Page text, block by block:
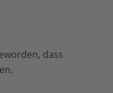
dass